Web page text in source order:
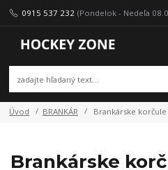
0915 537 232 (Pondelok - Nedeľa
Úvod BRANKÁR Brankárske korčule
Brankárske